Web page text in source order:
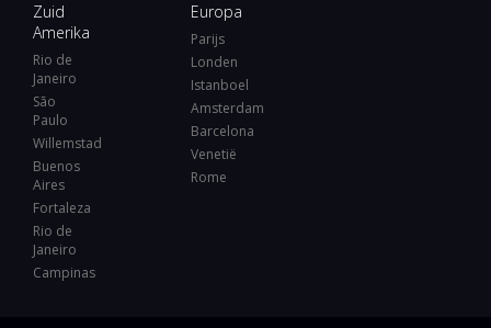
Zuid
Amerika
Rio de
Janeiro
São
Paulo
Willemstad
Buenos
Aires
Fortaleza
Rio de
Janeiro
Campinas
Europa
Parijs
Londen
Istanboel
Amsterdam
Barcelona
Venetië
Rome